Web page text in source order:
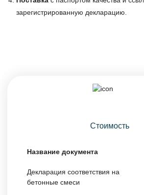
зарегистрированную декларацию.
Стоимость
Название документа
Декларация соответствия на
бетонные смеси